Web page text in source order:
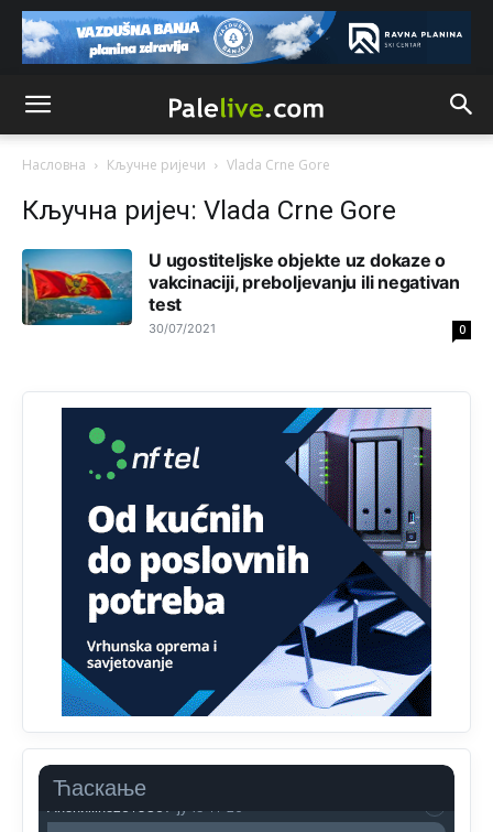
Насловна Кључне ријечи Vlada Crne Gore
Кључна ријеч: Vlada Crne Gore
U ugostiteljske objekte uz dokaze o
vakcinaciji, preboljevanju ili negativan
test
30/07/2021 0
Ћаскање
Анонимно2808202 8/6/2026 1:38
i mi tebi želimo dug život i tešku bolest
Анонимно2808216 8/6/2026 1:42
Akò se prevede...manji umro nego sto se rodio.
Kuniocu ide q u guz...
Анонимно2808843 8/6/2026 6:20
reconquista
pusti ih ciganija...pocetkom ovog vjeka,neko rece za
Radovana i Ratka kaki su oni srbi...i poce dalje da
besjedi znam ja dobro sta je bilo u Ag-ci...
Анонимно2810587 јуче 11:13
Proguglajte
Анонимно2810587 јуче
O kako su cudni lvi ljudi,uzeli bi sve da mogu...a ja srce
svima fajem,radujem se tudjoj sreci.I ko ima i ko nema
na iso ce mjesto leci!
Анонимно2810587 јуче
11:24